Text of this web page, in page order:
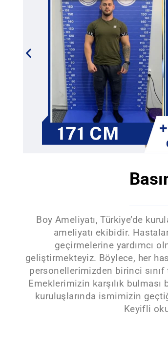
Boy Ameliyatı, Türkiye’de
ameliyatı ekibidir.
geçirmelerine yardımcı
geliştirmekteyiz. Böylece, her
personellerimizden birinci sınıf
Emeklerimizin karşılık
kuruluşlarında ismimizin
Keyifli